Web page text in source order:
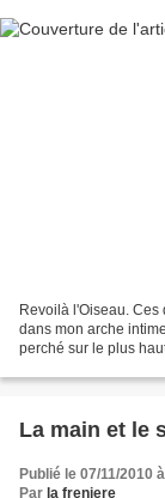
Revoilà l'Oiseau. Ces
dans mon arche
perché sur le plus
La main et le
Publié le 07/11/2010
Par la freniere